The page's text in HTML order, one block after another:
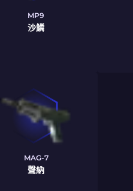
MP9
沙鱗
MAG-7
聲納